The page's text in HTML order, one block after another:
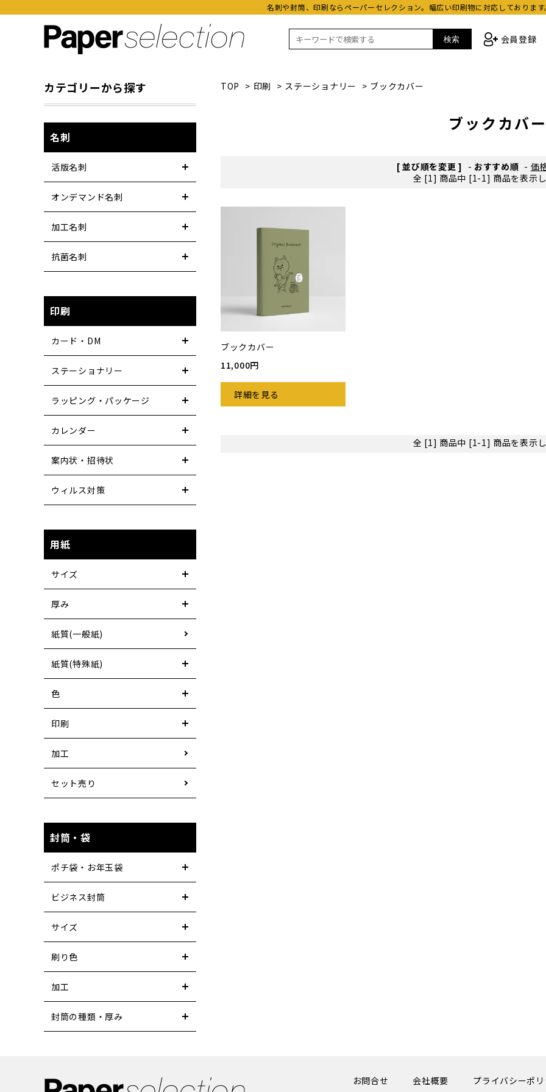
名刺や封筒、印刷ならペーパーセレクション。幅広い印刷物に対応しております
検索 会員登録
TOP > 印刷 > ステーショナリー > ブックカバー
ブックカバー
[ 並び順を変更 ] - おすすめ順 - 価
全 [1] 商品中 [1-1] 商品を表示
ブックカバー
11,000円
詳細を見る
全 [1] 商品中 [1-1] 商品を表示
カテゴリーから探す
名刺
活版名刺
オンデマンド名刺
加工名刺
抗菌名刺
印刷
カード・DM
ステーショナリー
ラッピング・パッケージ
カレンダー
案内状・招待状
ウィルス対策
用紙
サイズ
厚み
紙質(一般紙)
紙質(特殊紙)
色
印刷
加工
セット売り
封筒・袋
ポチ袋・お年玉袋
ビジネス封筒
サイズ
刷り色
加工
封筒の種類・厚み
お問合せ 会社概要 プライバシーポリ